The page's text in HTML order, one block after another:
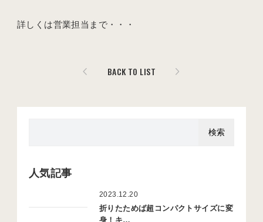
詳しくは営業担当まで・・・
BACK TO LIST
人気記事
2023.12.20
折りたためば超コンパクトサイズに変
身！キ…